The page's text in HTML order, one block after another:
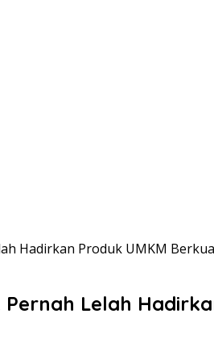
Hadirkan Produk UMKM
Lelah